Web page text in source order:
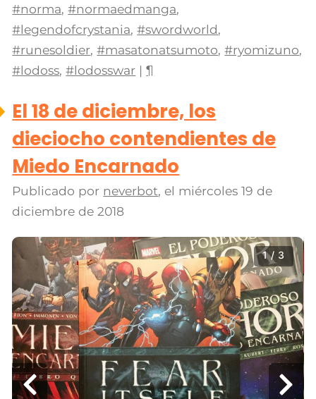
#norma,#normaedmanga,
#legendofcrystania,#swordworld,
#runesoldier,#masatonatsumoto,#ryomizuno,
#lodoss,#lodosswar |¶
El 18 de diciembre, los
dieciocho contendientes de
Miedo Encarnado
Publicado por neverbot, el miércoles 19 de
diciembre de 2018
1 / 3